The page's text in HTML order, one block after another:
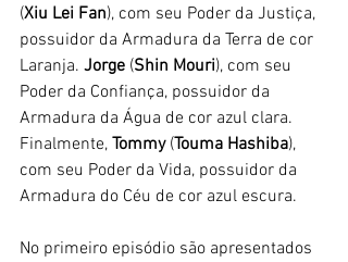
(Xiu Lei Fan), com seu Poder da Justiça,
possuidor da Armadura da Terra de cor
Laranja. Jorge (Shin Mouri), com seu
Poder da Confiança, possuidor da
Armadura da Água de cor azul clara.
Finalmente, Tommy (Touma Hashiba),
com seu Poder da Vida, possuidor da
Armadura do Céu de cor azul escura.
No primeiro episódio são apresentados